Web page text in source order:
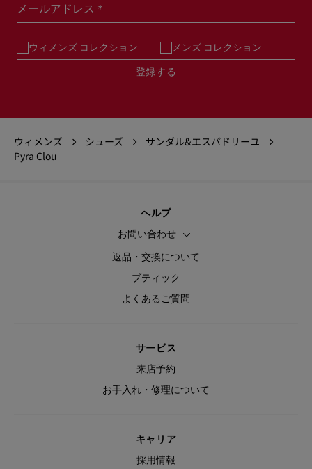
メールアドレス＊
ウィメンズ コレクション メンズ コレクション
登録する
ウィメンズ シューズ
サンダル&エスパドリーユ
Pyra Clou
ヘルプ
お問い合わせ
返品・交換について
ブティック
よくあるご質問
サービス
来店予約
お手入れ・修理について
キャリア
採用情報